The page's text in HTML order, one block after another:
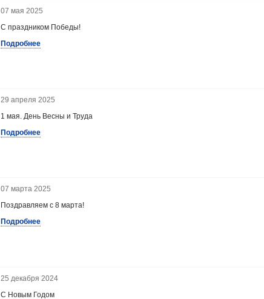
07 мая 2025
С праздником Победы!
Подробнее
29 апреля 2025
1 мая. День Весны и Труда
Подробнее
07 марта 2025
Поздравляем с 8 марта!
Подробнее
25 декабря 2024
С Новым Годом